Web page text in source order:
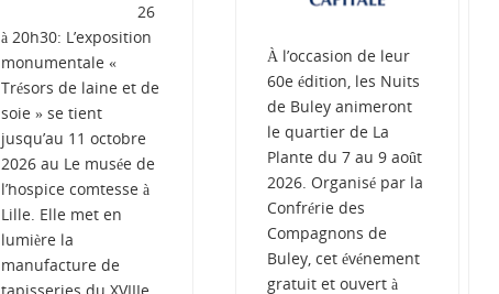
26
à 20h30: L’exposition
monumentale «
Trésors de laine et de
soie » se tient
jusqu’au 11 octobre
2026 au Le musée de
l’hospice comtesse à
Lille. Elle met en
lumière la
manufacture de
À l’occasion de leur
60e édition, les Nuits
de Buley animeront
le quartier de La
Plante du 7 au 9 août
2026. Organisé par la
Confrérie des
Compagnons de
Buley, cet événement
gratuit et ouvert à